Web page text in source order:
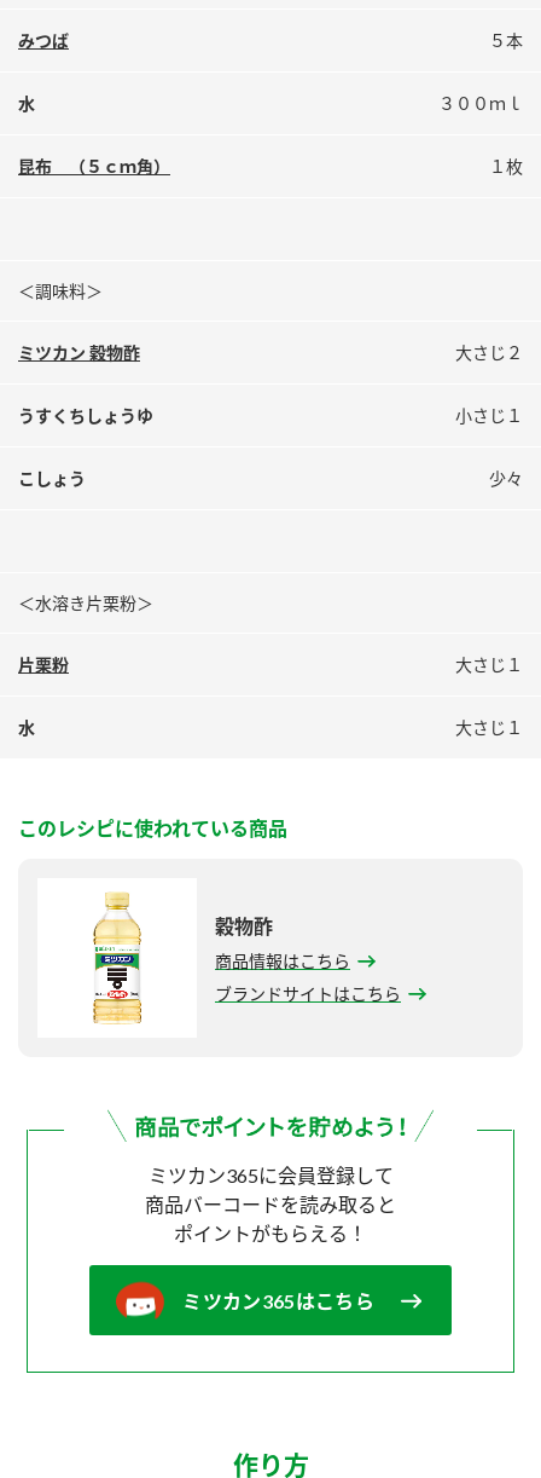
検索
業務用サイト ミツカングループについて 製造所固有記号一覧
みつば ５本
水 ３００ｍｌ
昆布 （５ｃｍ角） １枚
＜調味料＞
ミツカン 穀物酢 大さじ２
うすくちしょうゆ 小さじ１
こしょう 少々
＜水溶き片栗粉＞
片栗粉 大さじ１
水 大さじ１
このレシピに使われている商品
穀物酢
商品情報はこちら
ブランドサイトはこちら
ミツカン365に会員登録して
商品バーコードを読み取ると
ポイントがもらえる！
ミツカン365はこちら
作り方